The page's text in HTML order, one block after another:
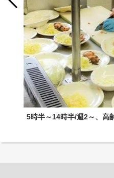
5時半～14時半/週2～、高